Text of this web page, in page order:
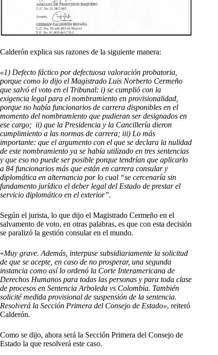
Calderón explica sus razones de la siguiente manera:
«1) Defecto fáctico por defectuosa valoración probatoria,
porque como lo dijo el Magistrado Luis Norberto Cermeño
que salvó el voto en el Tribunal: i) se cumplió con la
exigencia legal para el nombramiento en provisionalidad,
porque no había funcionarios de carrera disponibles en el
momento del nombramiento que pudieran ser designados en
ese cargo; ii) que la Presidencia y la Cancillería dieron
cumplimiento a las normas de carrera; iii) Lo más
importante: que el argumento con el que se declara la nulidad
de este nombramiento ya se había utilizado en tres sentencias
y que eso no puede ser posible porque tendrían que aplicarlo
a 84 funcionarios más que están en carrera consular y
diplomática en alternancia por lo cual “se cercenaría sin
fundamento jurídico el deber legal del Estado de prestar el
servicio diplomático en el exterior”.
Según el jurista, lo que dijo el Magistrado Cermeño en el
salvamento de voto, en otras palabras, es que con esta decisión
se paralizó la gestión consular en el mundo.
«Muy grave. Además, interpuse subsidiariamente la solicitud
de que se acepte, en caso de no prosperar, una segunda
instancia como así lo ordenó la Corte Interamericana de
Derechos Humanos para todas las personas y para toda clase
de procesos en Sentencia Arboleda vs Colombia. También
solicité medida provisional de suspensión de la sentencia.
Resolverá la Sección Primera del Consejo de Estado», reiteró
Calderón.
Como se dijo, ahora será la Sección Primera del Consejo de
Estado la que resolverá este caso.